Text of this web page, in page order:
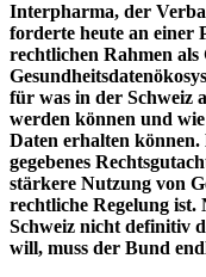
Interpharma, der
forderte heute an einer
rechtlichen Rahmen
für was in der Schweiz
werden können und
Daten erhalten
gegebenes
stärkere Nutzung von
rechtliche Regelung
Schweiz nicht definitiv
will, muss der Bund